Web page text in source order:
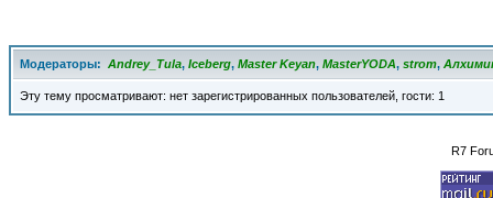
Модераторы: Andrey_Tula, Iceberg, Master Keyan, MasterYODA, strom,
Эту тему просматривают: нет зарегистрированных пользователей, гости: 1
R7